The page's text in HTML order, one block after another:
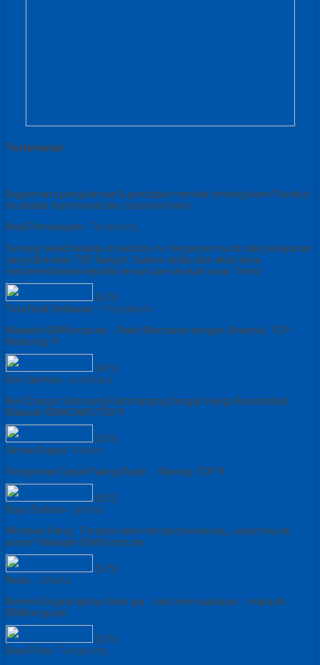
Testimonial
Bagaimana pengalaman & pendapat mereka tentang kami? Berikut
ini adalah testimonial dari customer kami.
Andi Pirmansyah - Tangerang
Senang sekali belanja di website ini. Harganya murah dan pelayanan
yang diberikan TOP banget. Sukses selalu dan akan saya
rekomendasikan kepada teman dan kerabat saya. Trims!
(5/5)
Toto Budi Setiawan - Yogyakarta
Makasih IDMKomputer... Paket Mendarat dengan Selamat, TOP
Markotop !!!
(4/5)
Roy Santoso - surabaya
Beli Charger Samsung Fastcharging Dengan Harga Bersahabat...
Makasih IDMKOMPUTER !!!
(5/5)
Dimas Drajad - Medan
Pengiriman Cepat Paking Rapih.... Mantap TOP !!!
(5/5)
Bayu Setiano - jakarta
Windows Hang... Frezzee disini tempat beresinya,,, cepat murah
aman !! Makasih IDM Komputer
(5/5)
Nissa - Jakarta
Benerin Engsel laptop disini aja... hasil memuasakan... makasih
IDMKomputer
(5/5)
Rara Fitria - Tangerang